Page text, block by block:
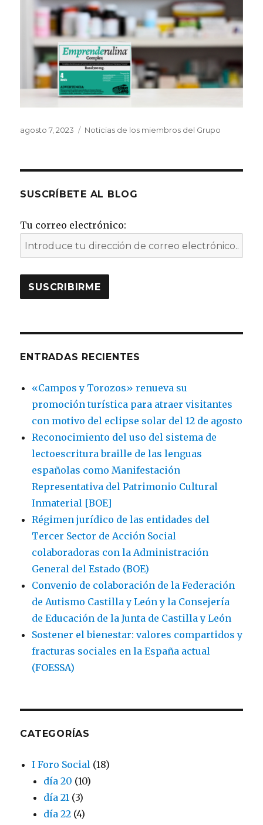
Publicado
agosto 7, 2023 Categorías
Noticias de los miembros del Grupo
SUSCRÍBETE AL BLOG
Tu correo electrónico:
ENTRADAS RECIENTES
«Campos y Torozos» renueva su
promoción turística para atraer visitantes
con motivo del eclipse solar del 12 de agosto
Reconocimiento del uso del sistema de
lectoescritura braille de las lenguas
españolas como Manifestación
Representativa del Patrimonio Cultural
Inmaterial [BOE]
Régimen jurídico de las entidades del
Tercer Sector de Acción Social
colaboradoras con la Administración
General del Estado (BOE)
Convenio de colaboración de la Federación
de Autismo Castilla y León y la Consejería
de Educación de la Junta de Castilla y León
Sostener el bienestar: valores compartidos y
fracturas sociales en la España actual
(FOESSA)
CATEGORÍAS
I Foro Social (18)
día 20 (10)
día 21 (3)
día 22 (4)